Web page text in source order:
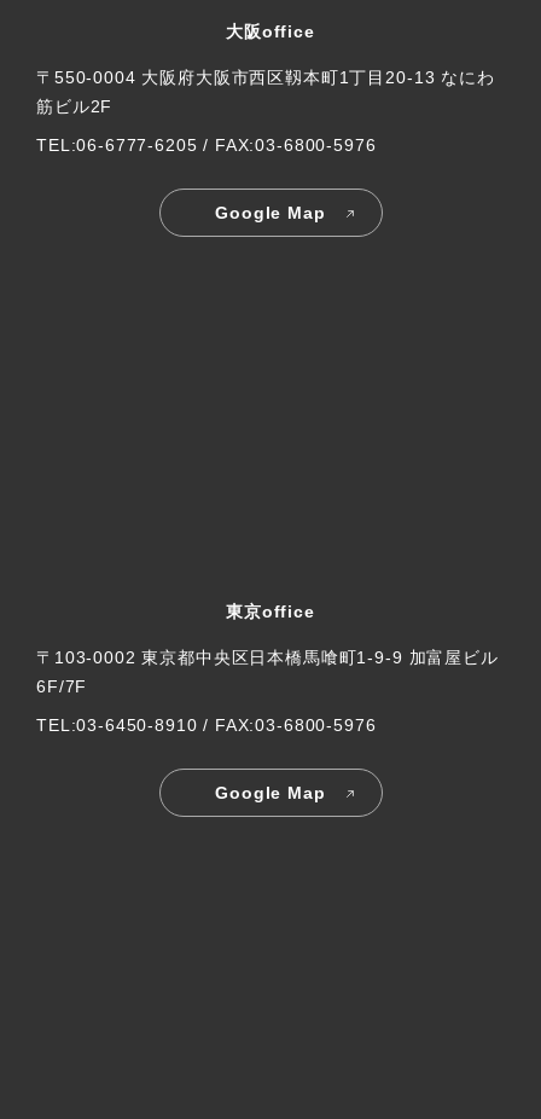
大阪office
〒550-0004 大阪府大阪市西区靱本町1丁目20-13 なにわ
筋ビル2F
TEL:06-6777-6205 / FAX:03-6800-5976
Google Map
東京office
〒103-0002 東京都中央区日本橋馬喰町1-9-9 加富屋ビル
6F/7F
TEL:03-6450-8910 / FAX:03-6800-5976
Google Map